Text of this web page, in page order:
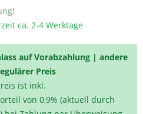
ca. 2-4 Werktage
auf Vorabzahlung | andere
Preis
ist inkl.
von 0,9% (aktuell durch